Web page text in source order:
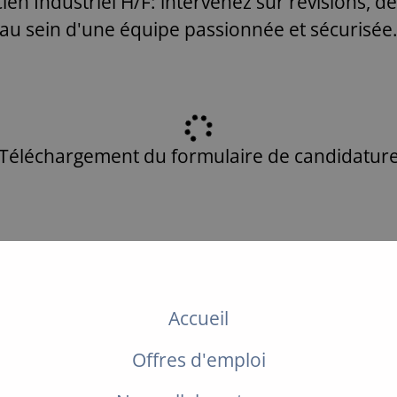
au sein d'une équipe passionnée et sécurisée.
du formulaire de
Accueil
Offres d'emploi